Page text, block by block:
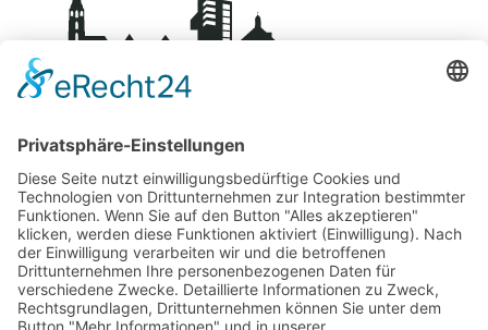
BDS-Centro Schorndorf
Über uns
Kontakt
Mitglied werden
Datenschutz
Impressum